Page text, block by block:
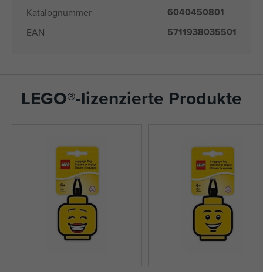
Katalognummer 6040450801
EAN 5711938035501
LEGO®-lizenzierte Produkte